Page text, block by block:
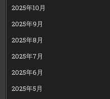
2025年10月
2025年9月
2025年8月
2025年7月
2025年6月
2025年5月